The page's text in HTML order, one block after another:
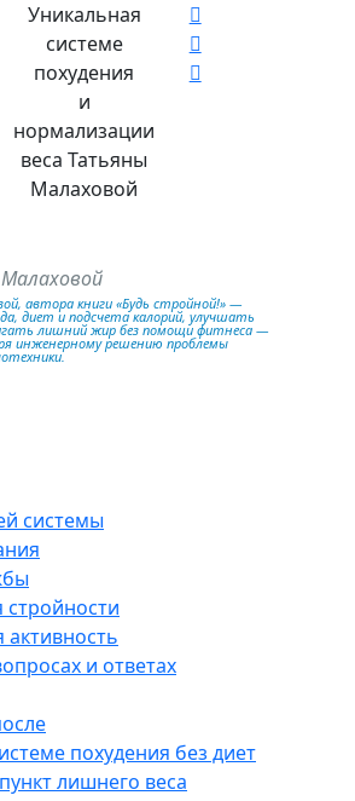
Уникальная
системе
похудения
и
нормализации
веса Татьяны
Малаховой
автора книги «Будь стройной!» —
диет и подсчета калорий, улучшать
лишний жир без помощи фитнеса —
инженерному решению проблемы
системы
стройности
активность
и ответах
похудения без диет
лишнего веса